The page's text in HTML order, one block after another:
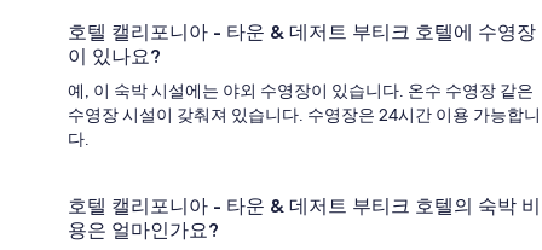
호텔 캘리포니아 - 타운 & 데저트 부티크 호텔에 수영장
이 있나요?
예, 이 숙박 시설에는 야외 수영장이 있습니다. 온수 수영장 같은
수영장 시설이 갖춰져 있습니다. 수영장은 24시간 이용 가능합니
다.
호텔 캘리포니아 - 타운 & 데저트 부티크 호텔의 숙박 비
용은 얼마인가요?